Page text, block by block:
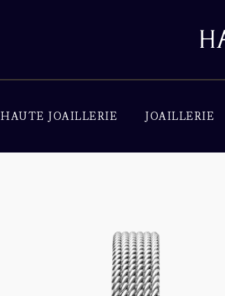
HAUTE JOAILLERIE JOAILLERIE